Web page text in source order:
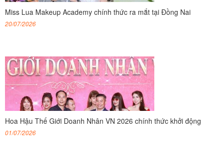
Miss Lua Makeup Academy chính thức ra mắt tại Đồng Nai
20/07/2026
Hoa Hậu Thế Giới Doanh Nhân VN 2026 chính thức khởi động
01/07/2026